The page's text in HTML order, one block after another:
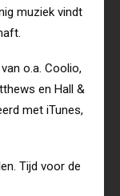
muziek vindt
o.a. Coolio,
en Hall &
met iTunes,
Tijd voor de